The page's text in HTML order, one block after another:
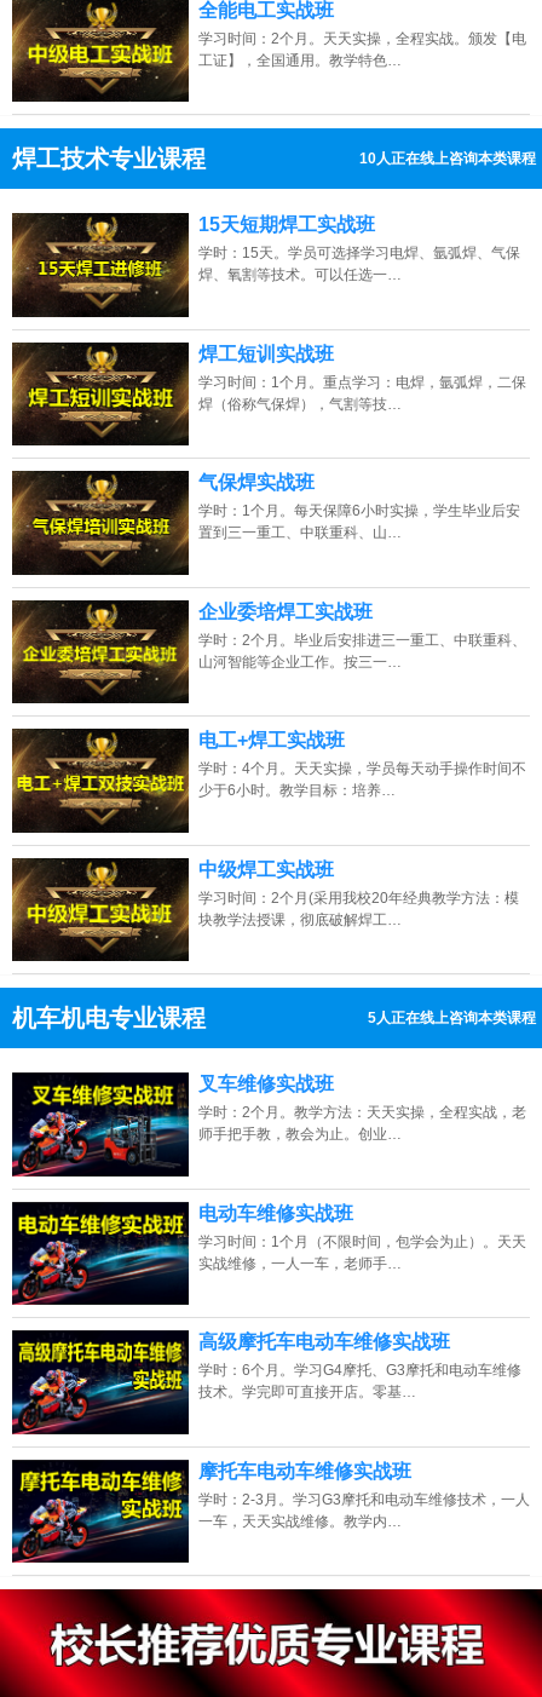
全能电工实战班
学习时间：2个月。天天实操，全程实战。颁发【电
工证】，全国通用。教学特色…
焊工技术专业课程 12人正在线上咨询本类课程
点击免费咨询电话：13807313137
15天短期焊工实战班
学时：15天。学员可选择学习电焊、氩弧焊、气保
焊、氧割等技术。可以任选一…
焊工短训实战班
学习时间：1个月。重点学习：电焊，氩弧焊，二保
焊（俗称气保焊），气割等技…
气保焊实战班
学时：1个月。每天保障6小时实操，学生毕业后安
置到三一重工、中联重科、山…
企业委培焊工实战班
学时：2个月。毕业后安排进三一重工、中联重科、
山河智能等企业工作。按三一…
电工+焊工实战班
学时：4个月。天天实操，学员每天动手操作时间不
少于6小时。教学目标：培养…
中级焊工实战班
学习时间：2个月(采用我校20年经典教学方法：模
块教学法授课，彻底破解焊工…
机车机电专业课程 7人正在线上咨询本类课程
点击免费咨询电话：13807313137
叉车维修实战班
学时：2个月。教学方法：天天实操，全程实战，老
师手把手教，教会为止。创业…
电动车维修实战班
学习时间：1个月（不限时间，包学会为止）。天天
实战维修，一人一车，老师手…
高级摩托车电动车维修实战班
学时：6个月。学习G4摩托、G3摩托和电动车维修
技术。学完即可直接开店。零基…
摩托车电动车维修实战班
学时：2-3月。学习G3摩托和电动车维修技术，一人
一车，天天实战维修。教学内…